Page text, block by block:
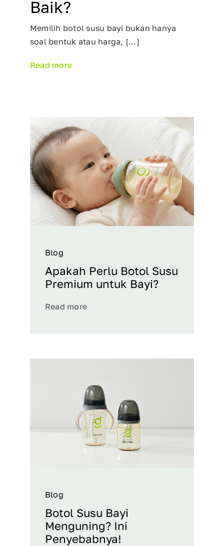
Baik?
Memilih botol susu bayi bukan hanya
soal bentuk atau harga, [...]
Read more
Blog
Apakah Perlu Botol Susu
Premium untuk Bayi?
Read more
Blog
Botol Susu Bayi
Menguning? Ini
Penyebabnya!